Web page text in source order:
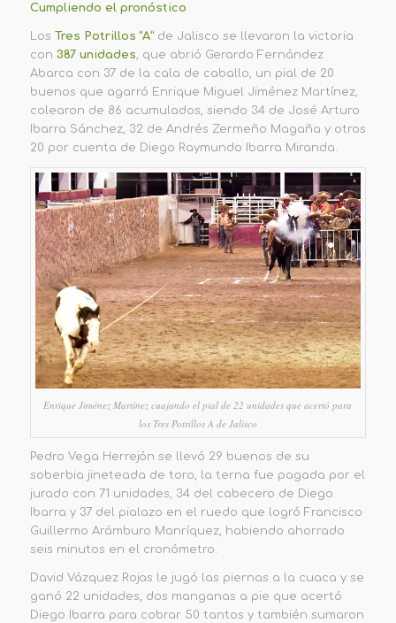
Cumpliendo el pronóstico
Los Tres Potrillos “A”de Jalisco se llevaron la victoria
con 387 unidades , que abrió Gerardo Fernández
Abarca con 37 de la cala de caballo, un pial de 20
buenos que agarró Enrique Miguel Jiménez Martínez,
colearon de 86 acumulados, siendo 34 de José Arturo
Ibarra Sánchez, 32 de Andrés Zermeño Magaña y otros
20 por cuenta de Diego Raymundo Ibarra Miranda.
Enrique Jiménez Martínez cuajando el pial de 22 unidades que acertó para
los Tres Potrillos A de Jalisco
Pedro Vega Herrejón se llevó 29 buenos de su
soberbia jineteada de toro, la terna fue pagada por el
jurado con 71 unidades, 34 del cabecero de Diego
Ibarra y 37 del pialazo en el ruedo que logró Francisco
Guillermo Arámburo Manríquez, habiendo ahorrado
seis minutos en el cronómetro.
David Vázquez Rojas le jugó las piernas a la cuaca y se
ganó 22 unidades, dos manganas a pie que acertó
Diego Ibarra para cobrar 50 tantos y también sumaron